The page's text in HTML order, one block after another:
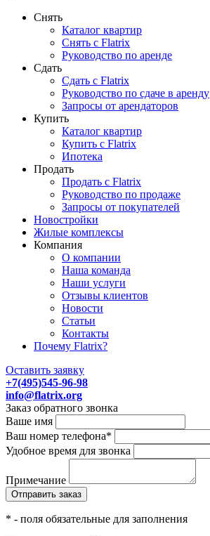
Снять
Каталог квартир
Снять с Flatrix
Руководство по аренде
Сдать
Сдать с Flatrix
Руководство по сдаче в аренду
Запросы от арендаторов
Купить
Каталог квартир
Купить с Flatrix
Ипотека
Продать
Продать с Flatrix
Руководство по продаже
Запросы от покупателей
Новостройки
Жилые комплексы
Компания
О компании
Наша команда
Наши услуги
Отзывы клиентов
Новости
Статьи
Контакты
Почему Flatrix?
Оставить заявку
+7(495)545-96-98
info@flatrix.org
Заказ обратного звонка
Ваше имя
Ваш номер телефона*
Удобное время для звонка
Примечание
* - поля обязательные для заполнения